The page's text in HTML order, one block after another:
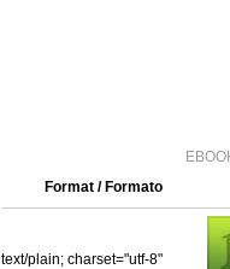
Format / Formato
text/plain; charset="utf-8"